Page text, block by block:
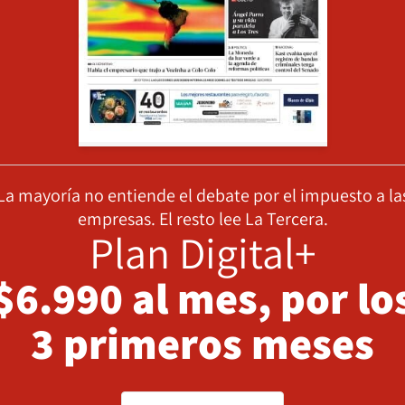
mayoría no entiende el debate por el impuesto a
empresas. El resto lee La Tercera.
Plan Digital+
al mes, por
3 primeros meses